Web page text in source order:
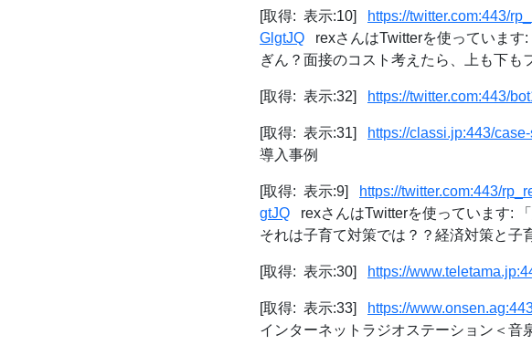
[取得: 表示:10]
https://twitter.com:443/
GlgtJQ rexさんはTwitterを使っています
ぎん？面接のコスト考えたら、上も下も
[取得: 表示:32] https://twitter.com:443/
[取得: 表示:31] https://classi.jp:443/
導入事例
[取得: 表示:9]
https://twitter.com:443/
gtJQ rexさんはTwitterを使っています:
それは子育て対策では？？経済対策と子
[取得: 表示:30] https://
[取得: 表示:33] https://
インターネットラジオステーション＜音